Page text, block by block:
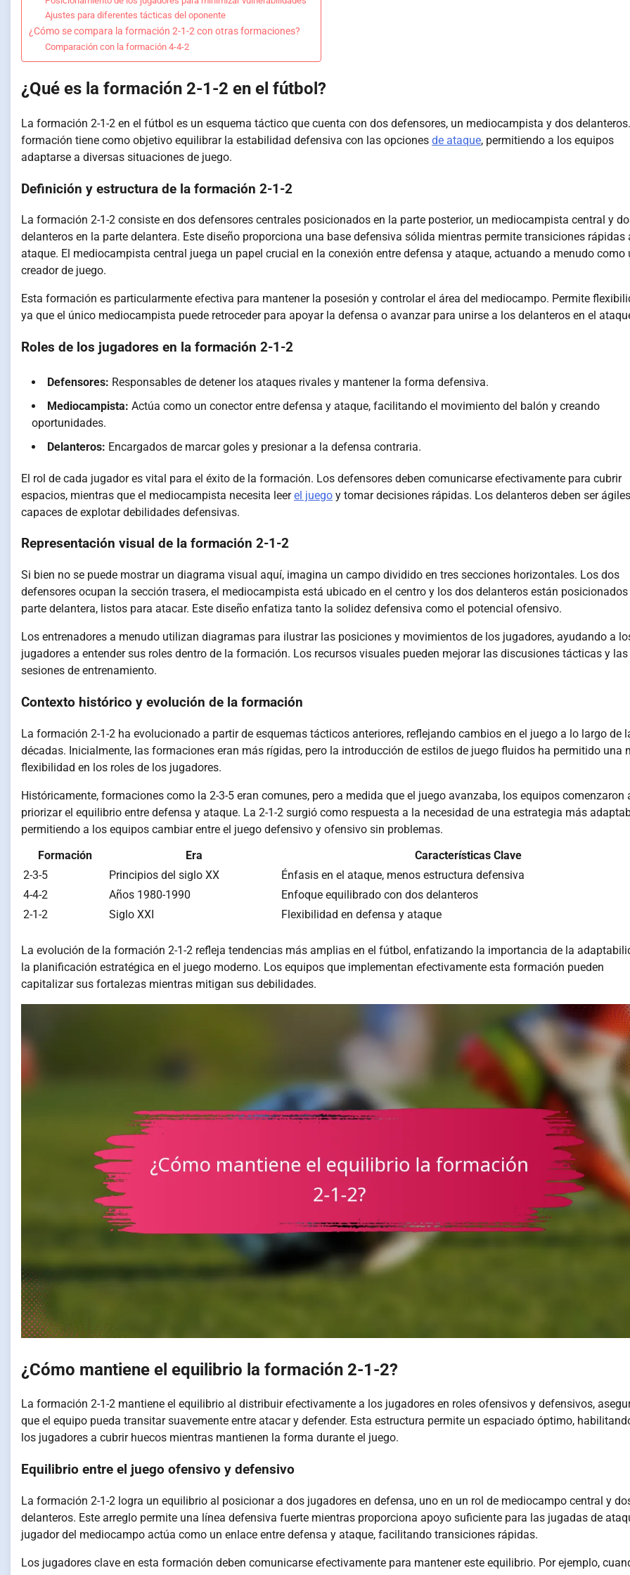
Ajustes para diferentes tácticas del oponente
¿Cómo se compara la formación 2-1-2 con otras formaciones?
Comparación con la formación 4-4-2
¿Qué es la formación 2-1-2 en el fútbol?
La formación 2-1-2 en el fútbol es un esquema táctico que cuenta con dos defensores, un mediocampista y dos
formación tiene como objetivo equilibrar la estabilidad defensiva con las opciones de ataque, permitiendo a los equipos
adaptarse a diversas situaciones de juego.
Definición y estructura de la formación 2-1-2
La formación 2-1-2 consiste en dos defensores centrales posicionados en la parte posterior, un mediocampista central y
delanteros en la parte delantera. Este diseño proporciona una base defensiva sólida mientras permite transiciones rápidas
ataque. El mediocampista central juega un papel crucial en la conexión entre defensa y ataque, actuando a menudo como
creador de juego.
Esta formación es particularmente efectiva para mantener la posesión y controlar el área del mediocampo. Permite
ya que el único mediocampista puede retroceder para apoyar la defensa o avanzar para unirse a los delanteros en el
Roles de los jugadores en la formación 2-1-2
Defensores: Responsables de detener los ataques rivales y mantener la forma defensiva.
Mediocampista: Actúa como un conector entre defensa y ataque, facilitando el movimiento del balón y creando
oportunidades.
Delanteros: Encargados de marcar goles y presionar a la defensa contraria.
El rol de cada jugador es vital para el éxito de la formación. Los defensores deben comunicarse efectivamente para cubrir
espacios, mientras que el mediocampista necesita leerel juego y tomar decisiones rápidas. Los delanteros deben ser
capaces de explotar debilidades defensivas.
Representación visual de la formación 2-1-2
Si bien no se puede mostrar un diagrama visual aquí, imagina un campo dividido en tres secciones horizontales. Los dos
defensores ocupan la sección trasera, el mediocampista está ubicado en el centro y los dos delanteros están posicionados
parte delantera, listos para atacar. Este diseño enfatiza tanto la solidez defensiva como el potencial ofensivo.
Los entrenadores a menudo utilizan diagramas para ilustrar las posiciones y movimientos de los jugadores, ayudando a
jugadores a entender sus roles dentro de la formación. Los recursos visuales pueden mejorar las discusiones tácticas y las
sesiones de entrenamiento.
Contexto histórico y evolución de la formación
La formación 2-1-2 ha evolucionado a partir de esquemas tácticos anteriores, reflejando cambios en el juego a lo largo de
décadas. Inicialmente, las formaciones eran más rígidas, pero la introducción de estilos de juego fluidos ha permitido una
flexibilidad en los roles de los jugadores.
Históricamente, formaciones como la 2-3-5 eran comunes, pero a medida que el juego avanzaba, los equipos comenzaron
priorizar el equilibrio entre defensa y ataque. La 2-1-2 surgió como respuesta a la necesidad de una estrategia más
permitiendo a los equipos cambiar entre el juego defensivo y ofensivo sin problemas.
Formación
Era
Características Clave
2-3-5
Principios del siglo XX
Énfasis en el ataque, menos estructura defensiva
4-4-2
Años 1980-1990
Enfoque equilibrado con dos delanteros
2-1-2
Siglo XXI Flexibilidad en defensa y ataque
La evolución de la formación 2-1-2 refleja tendencias más amplias en el fútbol, enfatizando la importancia de la
la planificación estratégica en el juego moderno. Los equipos que implementan efectivamente esta formación pueden
capitalizar sus fortalezas mientras mitigan sus debilidades.
¿Cómo mantiene el equilibrio la formación 2-1-2?
La formación 2-1-2 mantiene el equilibrio al distribuir efectivamente a los jugadores en roles ofensivos y defensivos,
que el equipo pueda transitar suavemente entre atacar y defender. Esta estructura permite un espaciado óptimo,
los jugadores a cubrir huecos mientras mantienen la forma durante el juego.
Equilibrio entre el juego ofensivo y defensivo
La formación 2-1-2 logra un equilibrio al posicionar a dos jugadores en defensa, uno en un rol de mediocampo central y
delanteros. Este arreglo permite una línea defensiva fuerte mientras proporciona apoyo suficiente para las jugadas de
jugador del mediocampo actúa como un enlace entre defensa y ataque, facilitando transiciones rápidas.
Los jugadores clave en esta formación deben comunicarse efectivamente para mantener este equilibrio. Por ejemplo,